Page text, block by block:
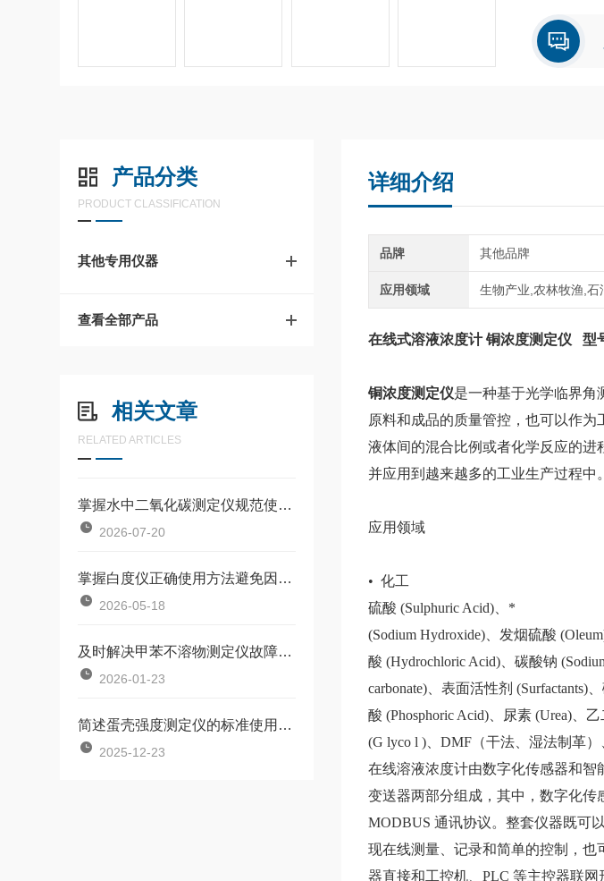
产品分类
PRODUCT CLASSIFICATION
其他专用仪器
查看全部产品
相关文章
RELATED ARTICLES
掌握水中二氧化碳测定仪规范使用流程是确保数据准确可靠的前提
2026-07-20
掌握白度仪正确使用方法避免因标准板污染或操作不规范引入误差
2026-05-18
及时解决甲苯不溶物测定仪故障是保障长期安全使用的关键
2026-01-23
简述蛋壳强度测定仪的标准使用方法
2025-12-23
详细介绍
品牌 其他品牌
应用领域 生物产业,农林牧渔,石
在线式溶液浓度计 铜浓度测定仪 型
铜浓度测定仪是一种基于光学临界角
原料和成品的质量管控，也可以作为
液体间的混合比例或者化学反应的进
并应用到越来越多的工业生产过程中。
应用领域
• 化工
硫酸 (Sulphuric Acid)、*
(Sodium Hydroxide)、发烟硫酸
酸 (Hydrochloric Acid)、碳酸钠
carbonate)、表面活性剂 (Surfactants)
酸 (Phosphoric Acid)、尿素 (Urea)、
(G lyco l )、DMF（干法、湿法制革）
在线溶液浓度计由数字化传感器和智
变送器两部分组成，其中，数字化传
MODBUS 通讯协议。整套仪器既可
现在线测量、记录和简单的控制，也
器直接和工控机、 PLC 等主控器联网